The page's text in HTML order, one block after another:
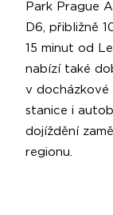
Park Prague
D6, přibližně
15 minut od
nabízí také
v docházkové
stanice i
dojíždění
regionu.